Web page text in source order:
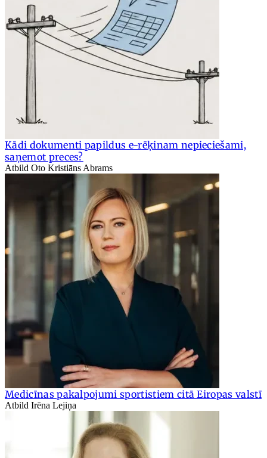
Kādi dokumenti papildus e-rēķinam nepieciešami,
saņemot preces?
Atbild Oto Kristiāns Abrams
Medicīnas pakalpojumi sportistiem citā Eiropas valstī
Atbild Irēna Lejiņa